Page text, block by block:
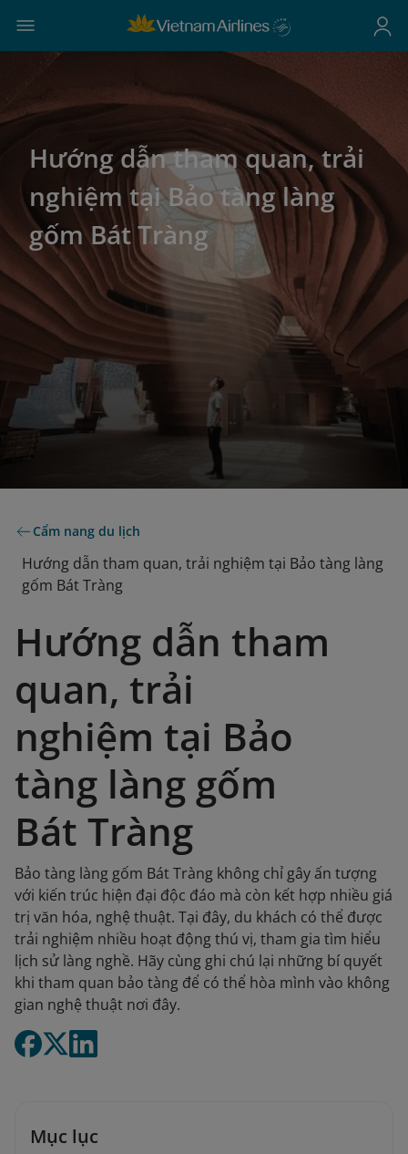
Hướng dẫn tham quan, trải
nghiệm tại Bảo tàng làng
gốm Bát Tràng
Cẩm nang du lịch
Hướng dẫn tham quan, trải nghiệm tại Bảo tàng làng
gốm Bát Tràng
Hướng dẫn tham
quan, trải
nghiệm tại Bảo
tàng làng gốm
Bát Tràng
Bảo tàng làng gốm Bát Tràng không chỉ gây ấn tượng
với kiến trúc hiện đại độc đáo mà còn kết hợp nhiều giá
trị văn hóa, nghệ thuật. Tại đây, du khách có thể được
trải nghiệm nhiều hoạt động thú vị, tham gia tìm hiểu
lịch sử làng nghề. Hãy cùng ghi chú lại những bí quyết
khi tham quan bảo tàng để có thể hòa mình vào không
gian nghệ thuật nơi đây.
Mục lục